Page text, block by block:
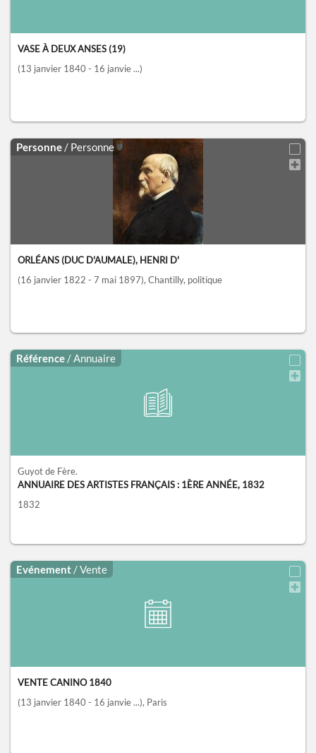
VASE À DEUX ANSES (19)
(13 janvier 1840 - 16 janvie ...)
Personne / Personne
ORLÉANS (DUC D'AUMALE), HENRI D'
(16 janvier 1822 - 7 mai 1897), Chantilly, politique
Référence / Annuaire
Guyot de Fère.
ANNUAIRE DES ARTISTES FRANÇAIS : 1ÈRE ANNÉE, 1832
1832
Evénement / Vente
VENTE CANINO 1840
(13 janvier 1840 - 16 janvie ...), Paris